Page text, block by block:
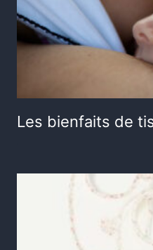
Les bienfaits de